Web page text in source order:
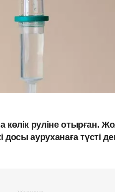
көлік руліне отырған.
досы ауруханаға түсті